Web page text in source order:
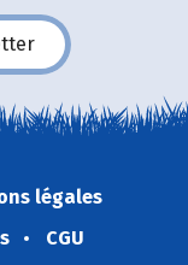
légales
CGU